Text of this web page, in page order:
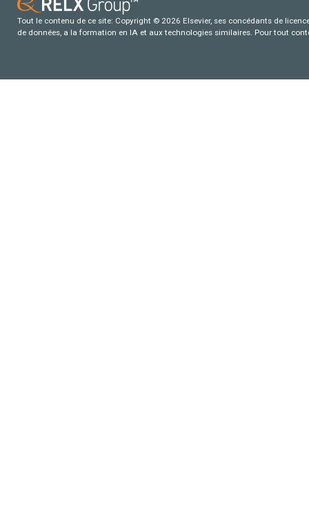
Tout le contenu de ce site: Copyright © 2026 Elsevier, ses concédants de
de données, a la formation en IA et aux technologies similaires. Pour tout